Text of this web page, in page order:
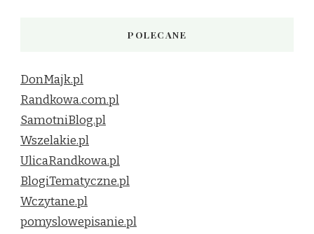
POLECANE
DonMajk.pl
Randkowa.com.pl
SamotniBlog.pl
Wszelakie.pl
UlicaRandkowa.pl
BlogiTematyczne.pl
Wczytane.pl
pomyslowepisanie.pl